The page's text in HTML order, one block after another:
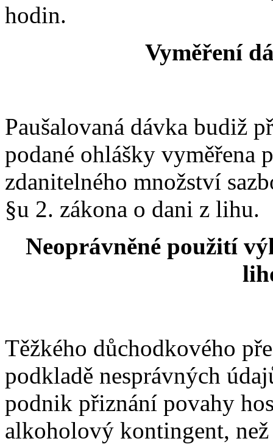
hodin.
Vyměření
Paušalovaná dávka budiž
podané ohlášky vyměřena
zdanitelného množství
§u 2. zákona o dani z lihu.
Neoprávněné použití
Těžkého důchodkového
podkladě nesprávných
podnik přiznání povahy
alkoholový kontingent,